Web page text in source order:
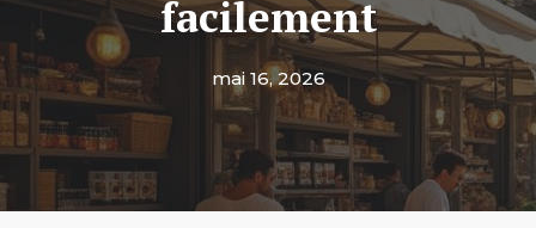
facilement
mai 16, 2026